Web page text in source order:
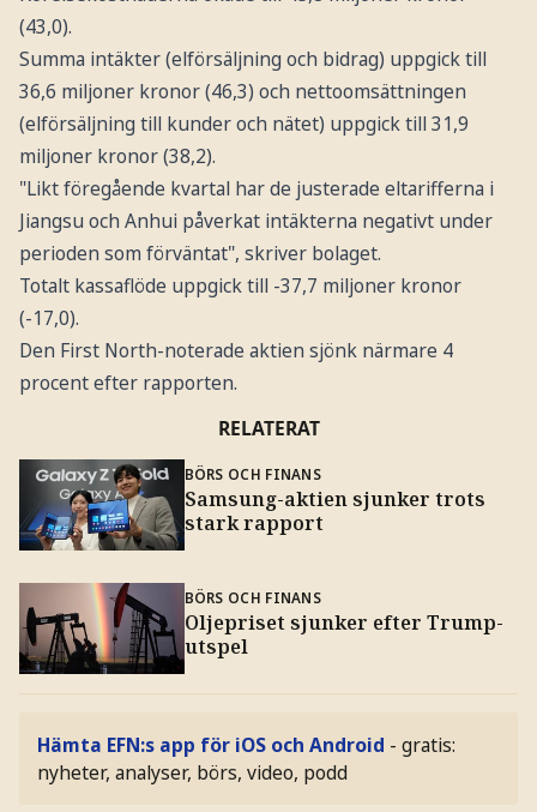
(43,0).
Summa intäkter (elförsäljning och bidrag) uppgick till
36,6 miljoner kronor (46,3) och nettoomsättningen
(elförsäljning till kunder och nätet) uppgick till 31,9
miljoner kronor (38,2).
"Likt föregående kvartal har de justerade eltarifferna i
Jiangsu och Anhui påverkat intäkterna negativt under
perioden som förväntat", skriver bolaget.
Totalt kassaflöde uppgick till -37,7 miljoner kronor
(-17,0).
Den First North-noterade aktien sjönk närmare 4
procent efter rapporten.
RELATERAT
BÖRS OCH FINANS
Samsung-aktien sjunker trots
stark rapport
BÖRS OCH FINANS
Oljepriset sjunker efter Trump-
utspel
Hämta EFN:s app för iOS och Android - gratis:
nyheter, analyser, börs, video, podd